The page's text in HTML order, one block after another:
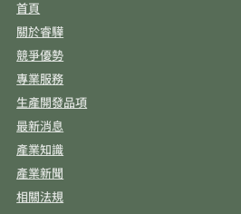
首頁
關於睿驊
競爭優勢
專業服務
生產開發品項
最新消息
產業知識
產業新聞
相關法規